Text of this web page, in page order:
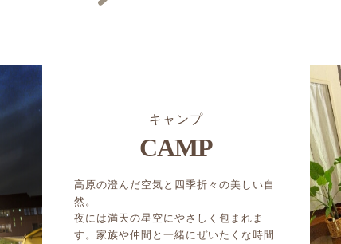
キャンプ
CAMP
高原の澄んだ空気と四季折々の美しい自
然。
夜には満天の星空にやさしく包まれま
す。家族や仲間と一緒にぜいたくな時間